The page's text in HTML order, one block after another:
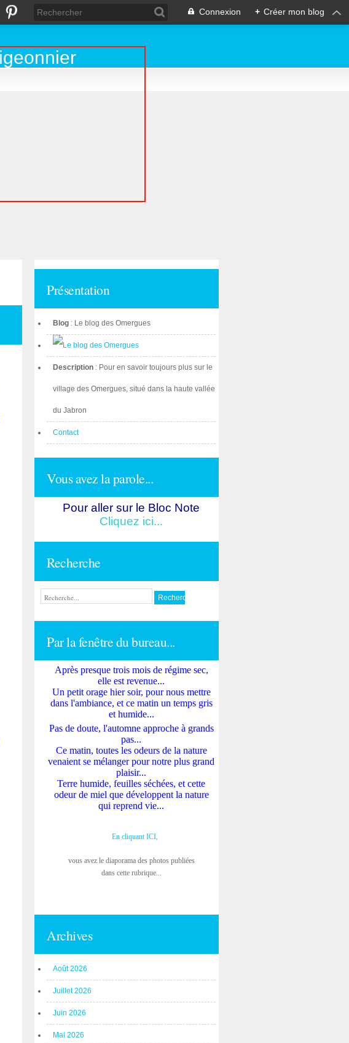
Connexion + Créer mon blog
Présentation
Blog : Le blog des Omergues
Description : Pour en savoir toujours plus sur le
village des Omergues, situé dans la haute vallée
du Jabron
Contact
Vous avez la parole...
Pour aller sur le Bloc Note
Cliquez ici...
Recherche
Par la fenêtre du bureau...
Après presque trois mois de régime sec,
elle est revenue...
Un petit orage hier soir, pour nous mettre
dans l'ambiance, et ce matin un temps gris
et humide...
Pas de doute, l'automne approche à grands
pas...
Ce matin, toutes les odeurs de la nature
venaient se mélanger pour notre plus grand
plaisir...
Terre humide, feuilles séchées, et cette
odeur de miel que développent la nature
qui reprend vie...
En cliquant ICI,
vous avez le diaporama des photos publiées
dans cette rubrique...
Archives
Août 2026
Juillet 2026
Juin 2026
Mai 2026